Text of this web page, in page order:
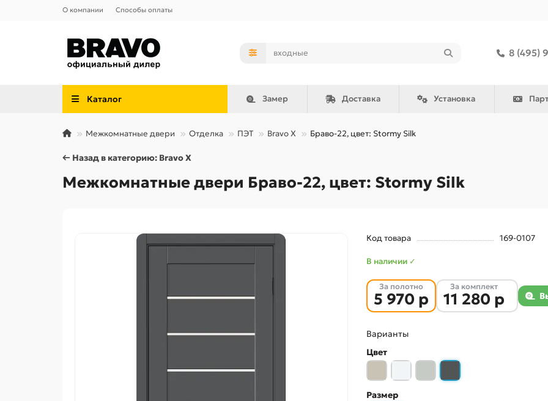
О компании Способы оплаты
8 (495)
Каталог Замер Доставка Установка
Межкомнатные двери Отделка ПЭТ Bravo X Браво-22, цвет: Stormy Silk
← Назад в категорию: Bravo X
Межкомнатные двери Браво-22, цвет: Stormy Silk
Код товара 169-0107
В наличии ✓
За полотно
5 970 р
За комплект
11 280 р
Варианты
Цвет
Размер